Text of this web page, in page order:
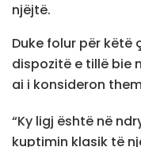
njëjtë.
Duke folur për këtë
dispozitë e tillë bie
ai i konsideron
“Ky ligj është në
kuptimin klasik të